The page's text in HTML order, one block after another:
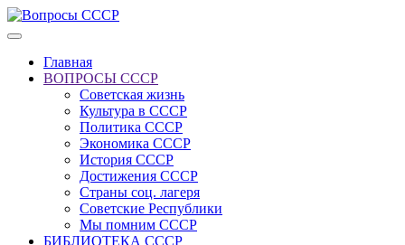
Главная
ВОПРОСЫ СССР
Советская жизнь
Культура в СССР
Политика СССР
Экономика СССР
История СССР
Достижения СССР
Страны соц. лагеря
Советские Республики
Мы помним СССР
БИБЛИОТЕКА СССР